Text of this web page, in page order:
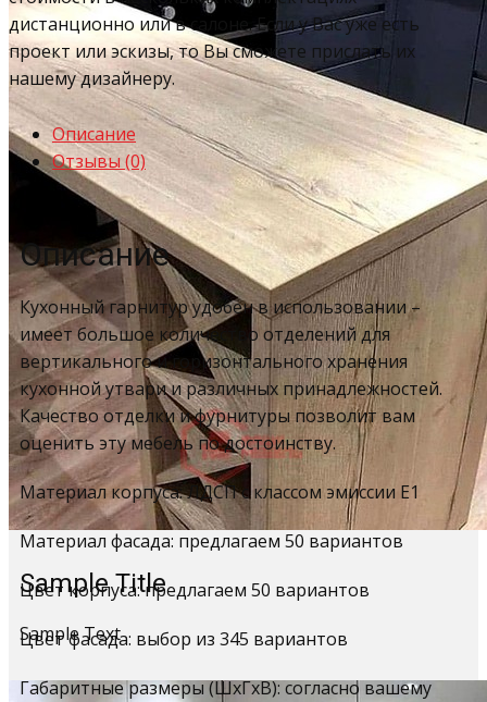
Sample Title
Sample Text
дистанционно или в салоне. Если у Вас уже есть
проект или эскизы, то Вы сможете прислать их
нашему дизайнеру.
Описание
Отзывы (0)
Описание
Кухонный гарнитур удобен в использовании –
имеет большое количество отделений для
вертикального и горизонтального хранения
кухонной утвари и различных принадлежностей.
Качество отделки и фурнитуры позволит вам
оценить эту мебель по достоинству.
Материал корпуса: ЛДСП с классом эмиссии Е1
Материал фасада: предлагаем 50 вариантов
Цвет корпуса: предлагаем 50 вариантов
Цвет фасада: выбор из 345 вариантов
Габаритные размеры (ШхГхВ): согласно вашему